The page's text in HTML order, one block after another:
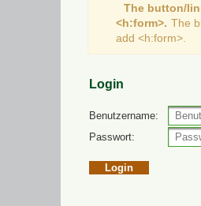
The button/
<h:form>. The
add <h:form>.
Login
Benutzername:
Passwort: